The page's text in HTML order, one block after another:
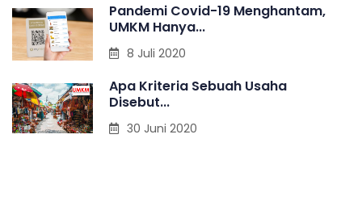
r
i
Pandemi Covid-19 Menghantam,
UMKM Hanya...
8 Juli 2020
Apa Kriteria Sebuah Usaha
Disebut...
30 Juni 2020